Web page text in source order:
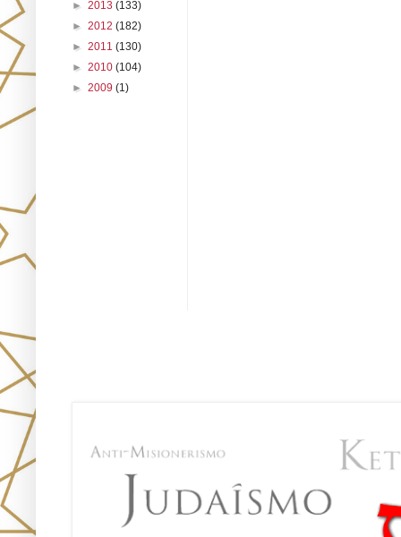
► 2013 (133)
► 2012 (182)
► 2011 (130)
► 2010 (104)
► 2009 (1)